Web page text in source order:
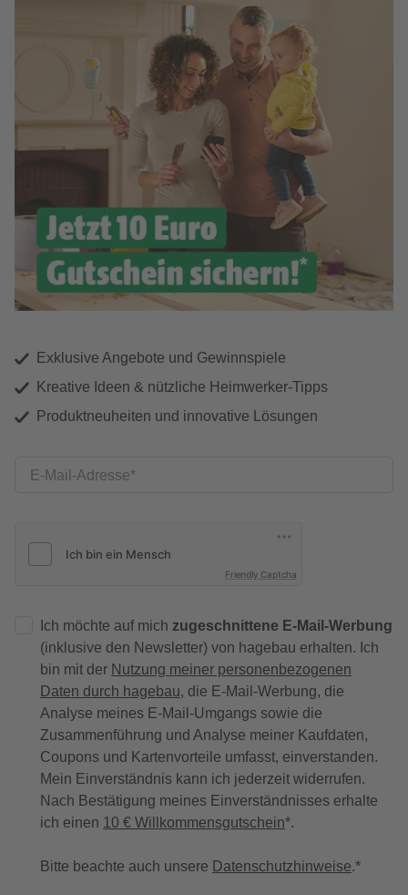
Exklusive Angebote und Gewinnspiele
Kreative Ideen & nützliche Heimwerker-Tipps
Produktneuheiten und innovative Lösungen
E-Mail-Adresse
Friendly Captcha
Ich möchte auf mich zugeschnittene E-Mail-Werbung
(inklusive den Newsletter) von hagebau erhalten. Ich
bin mit der Nutzung meiner personenbezogenen
Daten durch hagebau, die E-Mail-Werbung, die
Analyse meines E-Mail-Umgangs sowie die
Zusammenführung und Analyse meiner Kaufdaten,
Coupons und Kartenvorteile umfasst, einverstanden.
Mein Einverständnis kann ich jederzeit widerrufen.
Nach Bestätigung meines Einverständnisses erhalte
ich einen 10 € Willkommensgutschein*.
Bitte beachte auch unsere Datenschutzhinweise.